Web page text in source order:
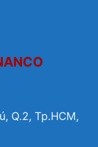
Q.2, Tp.HCM,